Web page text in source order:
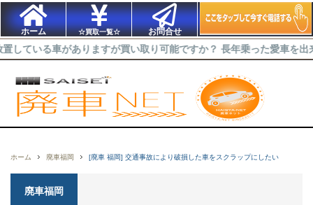
ホーム ☆買取一覧☆ お問合せ
ありますが買い取り可能ですか？ 長年乗った愛車を出来るだけ高
ホーム 廃車福岡 [廃車 福岡] 交通事故により破損した車をスクラップにしたい
廃車福岡